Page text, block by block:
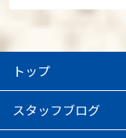
トップ
スタッフブログ